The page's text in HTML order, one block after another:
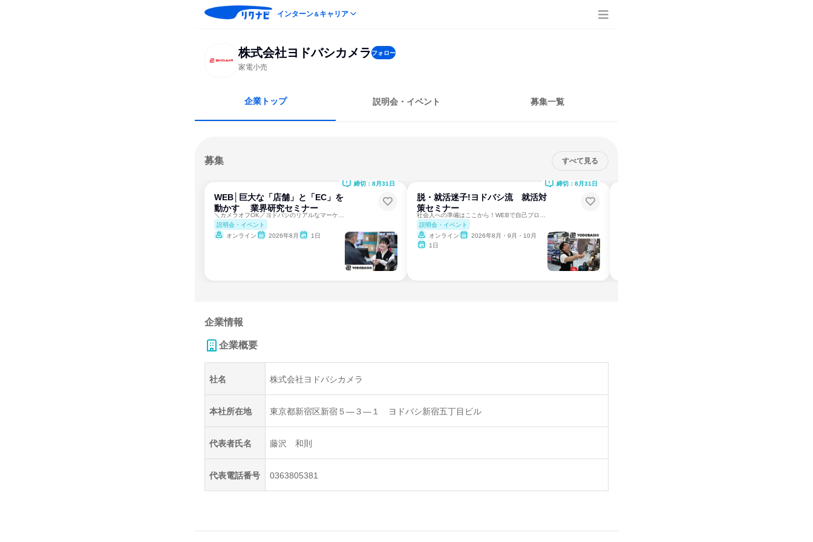
インターン＆キャリア
株式会社ヨドバシカメラフォロー
家電小売
企業トップ 説明会・イベント 募集一覧
募集 すべて見る
WEB│巨大な「店舗」と「EC」を
動かす 業界研究セミナー
説明会・イベント
オンライン
2026年8月 1日
締切：8月31日
脱・就活迷子!ヨドバシ流 就活対
策セミナー
説明会・イベント
オンライン
2026年8月・9月・10月
1日
締切：8月31日
企業情報
企業概要
社名 株式会社ヨドバシカメラ
本社所在地 東京都新宿区新宿５―３―１ ヨドバシ新宿五丁目ビル
代表者氏名 藤沢 和則
代表電話番号 0363805381